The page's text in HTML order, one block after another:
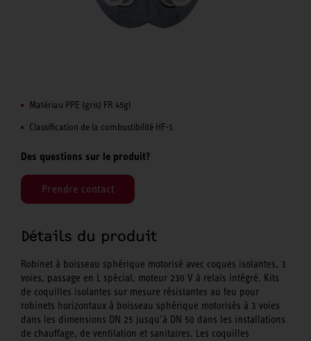
Matériau PPE (gris) FR 45gl
Classification de la combustibilité HF-1
Des questions sur le produit?
Prendre contact
Détails du produit
Robinet à boisseau sphérique motorisé avec coques isolantes, 3
voies, passage en L spécial, moteur 230 V à relais intégré. Kits
de coquilles isolantes sur mesure résistantes au feu pour
robinets horizontaux à boisseau sphérique motorisés à 3 voies
dans les dimensions DN 25 jusqu’à DN 50 dans les installations
de chauffage, de ventilation et sanitaires. Les coquilles